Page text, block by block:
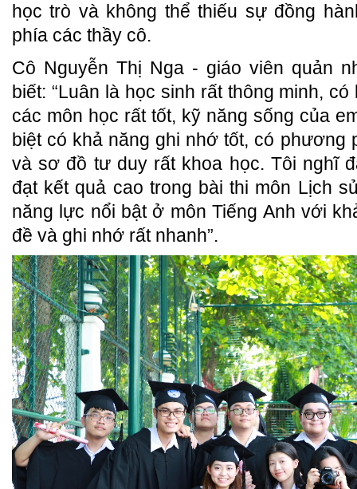
học trò và không thể thiếu sự đồng
phía các thầy cô.
Cô Nguyễn Thị Nga - giáo viên quản
biết: “Luân là học sinh rất thông minh,
các môn học rất tốt, kỹ năng sống của
biệt có khả năng ghi nhớ tốt, có phương
và sơ đồ tư duy rất khoa học. Tôi nghĩ
đạt kết quả cao trong bài thi môn Lịch
năng lực nổi bật ở môn Tiếng Anh với
đề và ghi nhớ rất nhanh”.